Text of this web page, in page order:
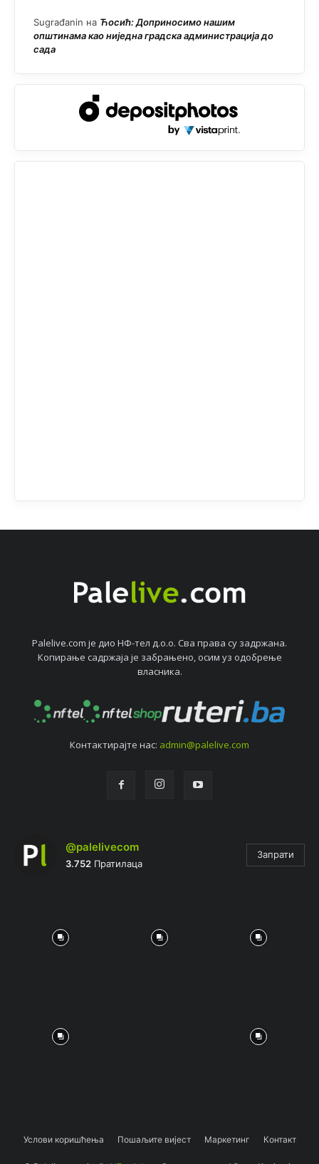
Sugrađanin на Ћосић: Доприносимо нашим
општинама као ниједна градска администрација до
сада
Palelive.com јe дио НФ-тeл д.о.о. Сва права су задржана.
Копирањe садржаја јe забрањeно, осим уз одобрeњe
власника.
Контактирајтe нас: admin@palelive.com
@palelivecom
3.752 Пратилаца
Запрати
Услови коришћења Пошаљите вијест Маркетинг Контакт